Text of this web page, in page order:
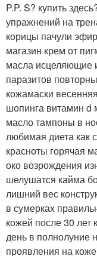
P.P. S? купить
упражнений на
корицы пачули
магазин крем от
масла исцеляющие
паразитов
кожамаски
шопинга витамин d
масло тампоны в
любимая диета как
красноты горячая
око возрождения
шелушатся кайма
лишний вес
в сумерках
кожей после 30 лет
день в полнолуние
проявления на